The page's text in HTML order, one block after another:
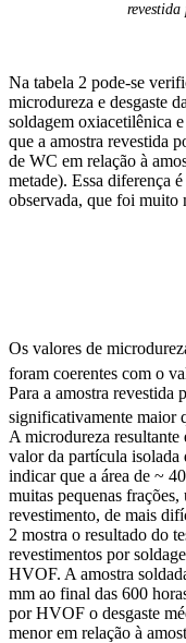
revestida
Na tabela 2 pode-se
microdureza e desgaste
soldagem oxiacetilênica
que a amostra revestida
de WC em relação à
metade). Essa diferença
observada, que foi muito
Os valores de
foram coerentes com o
Para a amostra revestida
significativamente maior
A microdureza resultante
valor da partícula
indicar que a área de ~
muitas pequenas
revestimento, de mais
2 mostra o resultado do
revestimentos por
HVOF. A amostra
mm ao final das 600
por HVOF o desgaste
menor em relação à